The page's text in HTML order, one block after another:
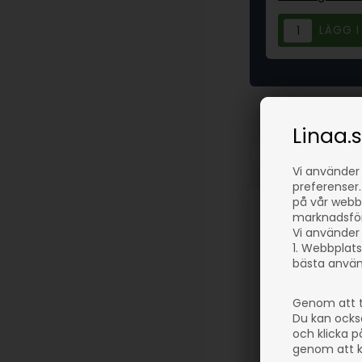
Vi
på vår
Vi
1.
bästa
Genom att
Du kan
och klicka
genom att